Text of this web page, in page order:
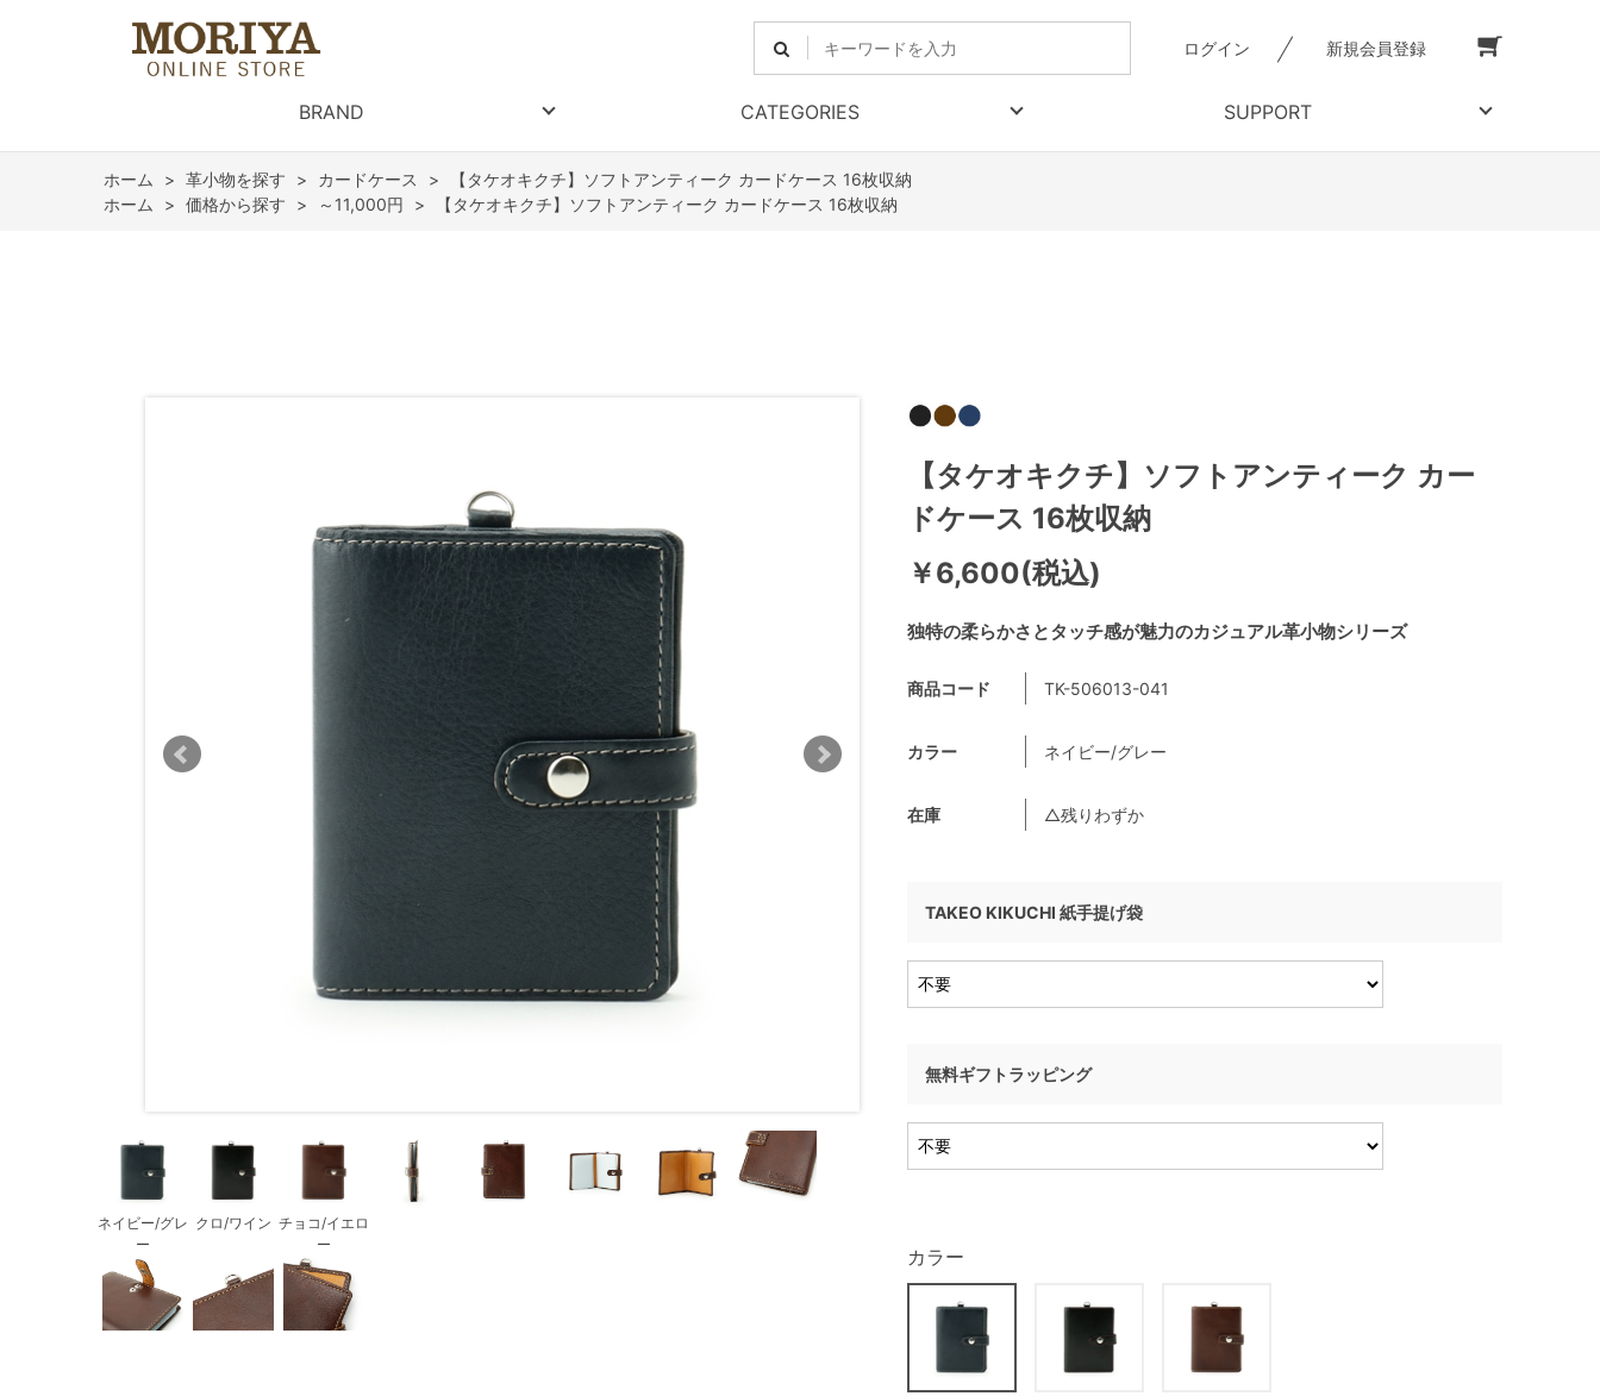
ログイン 新規会員登録
BRAND CATEGORIES SUPPORT
ホーム > 革小物を探す > カードケース >
【タケオキクチ】ソフトアンティーク カードケース 16枚収納
ホーム
> 価格から探す > ～11,000円 > 【タケオキクチ】ソフトアンティーク カードケース 16枚収納
ネイビー/グレ
ー
クロ/ワイン チョコ/イエロ
ー
独特の柔らかさとタッチ感が魅力のカジュアル革小物シリーズ
【タケオキクチ】ソフトアンティーク カー
ドケース 16枚収納
￥6,600(税込)
商品コード TK-506013-041
カラー ネイビー/グレー
在庫 △残りわずか
TAKEO KIKUCHI 紙手提げ袋
無料ギフトラッピング
カラー